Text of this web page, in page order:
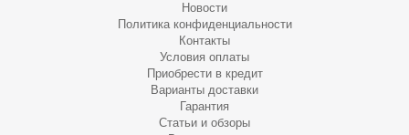
Новости
Политика конфиденциальности
Контакты
Условия оплаты
Приобрести в кредит
Варианты доставки
Гарантия
Статьи и обзоры